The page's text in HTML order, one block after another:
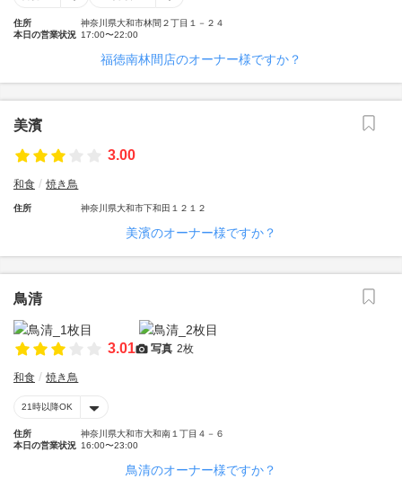
住所
神奈川県大和市林間２丁目１－２４
本日の営業状況 17:00〜22:00
福徳南林間店のオーナー様ですか？
美濱
3.00
和食 焼き鳥
住所 神奈川県大和市下和田１２１２
美濱のオーナー様ですか？
鳥清
3.01 写真 2枚
和食 焼き鳥
21時以降OK
住所
神奈川県大和市大和南１丁目４－６
本日の営業状況 16:00〜23:00
鳥清のオーナー様ですか？